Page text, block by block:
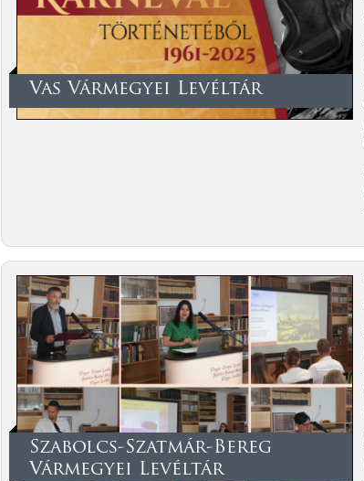
Vas Vármegyei Levéltár
Szabolcs-Szatmár-Bereg
Vármegyei Levéltár